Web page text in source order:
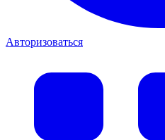
Авторизоваться